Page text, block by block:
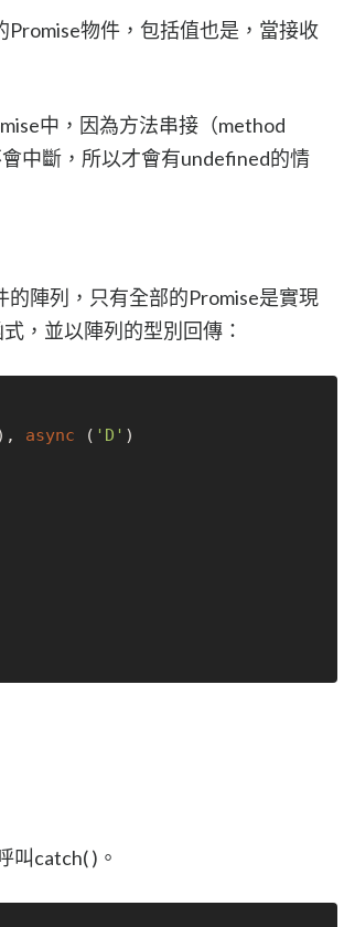
物件，包括值也是，當接收
中，因為方法串接（method
中斷，所以才會有undefined的情
的陣列，只有全部的Promise是實現
，並以陣列的型別回傳：
async ( 'D' )
叫catch( )。